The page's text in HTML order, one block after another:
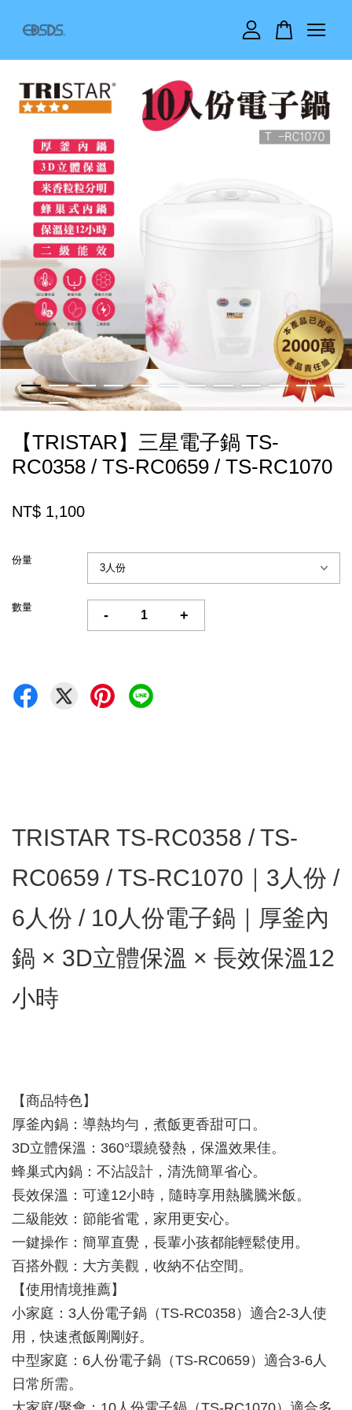
【TRISTAR】三星電子鍋 TS-
RC0358 / TS-RC0659 / TS-RC1070
NT$ 1,100
份量
數量
- +
TRISTAR TS-RC0358 / TS-
RC0659 / TS-RC1070｜3人份 /
6人份 / 10人份電子鍋｜厚釜內
鍋 × 3D立體保溫 × 長效保溫12
小時
【商品特色】
厚釜內鍋：導熱均勻，煮飯更香甜可口。
3D立體保溫：360°環繞發熱，保溫效果佳。
蜂巢式內鍋：不沾設計，清洗簡單省心。
長效保溫：可達12小時，隨時享用熱騰騰米飯。
二級能效：節能省電，家用更安心。
一鍵操作：簡單直覺，長輩小孩都能輕鬆使用。
百搭外觀：大方美觀，收納不佔空間。
【使用情境推薦】
小家庭：3人份電子鍋（TS-RC0358）適合2-3人使
用，快速煮飯剛剛好。
中型家庭：6人份電子鍋（TS-RC0659）適合3-6人
日常所需。
您的購物車目前還是空的。
繼續購物